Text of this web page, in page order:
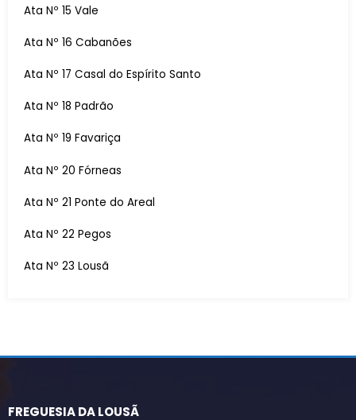
Ata Nº 15 Vale
Ata Nº 16 Cabanões
Ata Nº 17 Casal do Espírito Santo
Ata Nº 18 Padrão
Ata Nº 19 Favariça
Ata Nº 20 Fórneas
Ata Nº 21 Ponte do Areal
Ata Nº 22 Pegos
Ata Nº 23 Lousã
FREGUESIA DA LOUSÃ